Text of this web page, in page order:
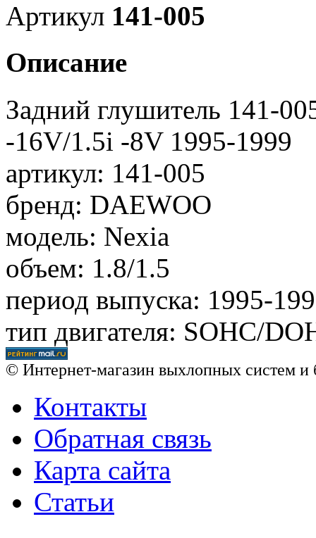
Артикул 141-005
Описание
Задний глушитель 141-
-16V/1.5i -8V 1995-1999
артикул: 141-005
бренд: DAEWOO
модель: Nexia
объем: 1.8/1.5
период выпуска: 1995-
тип двигателя: SOHC/
© Интернет-магазин выхлопных систем и
Контакты
Обратная связь
Карта сайта
Статьи